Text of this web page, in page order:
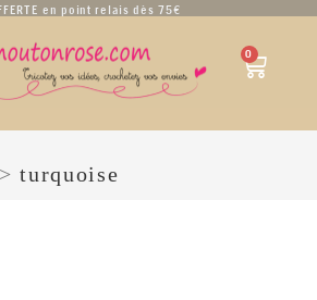
en point relais dès 75€
0
> turquoise